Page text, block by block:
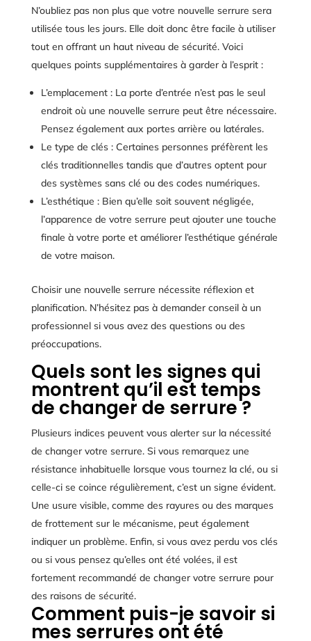
N’oubliez pas non plus que votre nouvelle serrure sera
utilisée tous les jours. Elle doit donc être facile à utiliser
tout en offrant un haut niveau de sécurité. Voici
quelques points supplémentaires à garder à l’esprit :
L’emplacement : La porte d’entrée n’est pas le seul
endroit où une nouvelle serrure peut être nécessaire.
Pensez également aux portes arrière ou latérales.
Le type de clés : Certaines personnes préfèrent les
clés traditionnelles tandis que d’autres optent pour
des systèmes sans clé ou des codes numériques.
L’esthétique : Bien qu’elle soit souvent négligée,
l’apparence de votre serrure peut ajouter une touche
finale à votre porte et améliorer l’esthétique générale
de votre maison.
Choisir une nouvelle serrure nécessite réflexion et
planification. N’hésitez pas à demander conseil à un
professionnel si vous avez des questions ou des
préoccupations.
Quels sont les signes qui
montrent qu’il est temps
de changer de serrure ?
Plusieurs indices peuvent vous alerter sur la nécessité
de changer votre serrure. Si vous remarquez une
résistance inhabituelle lorsque vous tournez la clé, ou si
celle-ci se coince régulièrement, c’est un signe évident.
Une usure visible, comme des rayures ou des marques
de frottement sur le mécanisme, peut également
indiquer un problème. Enfin, si vous avez perdu vos clés
ou si vous pensez qu’elles ont été volées, il est
fortement recommandé de changer votre serrure pour
des raisons de sécurité.
Comment puis-je savoir si
mes serrures ont été